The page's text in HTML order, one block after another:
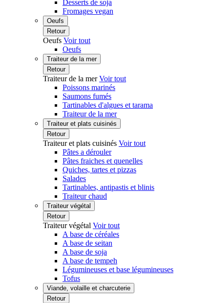
Desserts de soja
Fromages vegan
Oeufs
Retour
Oeufs Voir tout
Oeufs
Traiteur de la mer
Retour
Traiteur de la merVoir tout
Poissons marinés
Saumons fumés
Tartinables d'algues et tarama
Traiteur de la mer
Traiteur et plats cuisinés
Retour
Traiteur et plats cuisinés Voir tout
Pâtes a dérouler
Pâtes fraiches et quenelles
Quiches, tartes et pizzas
Salades
Tartinables, antipastis et blinis
Traiteur chaud
Traiteur végétal
Retour
Traiteur végétal Voir tout
A base de céréales
A base de seitan
A base de soja
A base de tempeh
Légumineuses et base légumineuses
Tofus
Viande, volaille et charcuterie
Retour